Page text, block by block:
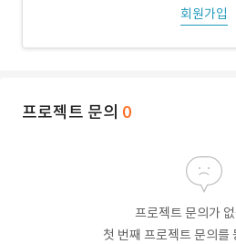
회원가입
프로젝트 문의 0
프로젝트 문의가
첫 번째 프로젝트 문의를